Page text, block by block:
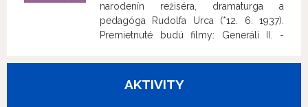
narodenín režiséra, dramaturga a
pedagóga Rudolfa Urca (*12. 6. 1937).
Premietnuté budú filmy: Generáli II. -
ceruzkou, 90 listov, Mesto na Dunaji,
Gen.sk: Rudolf Urc.
Pokračujte v horách
AKTIVITY